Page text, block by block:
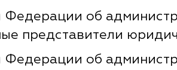
Федерации об
представители
Федерации об